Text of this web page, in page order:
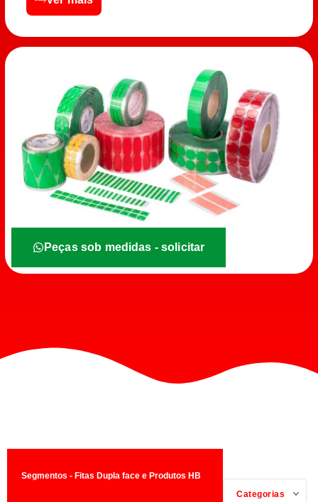
Peças sob medidas - solicitar
Segmentos - Fitas Dupla face e Produtos HB
Categorias